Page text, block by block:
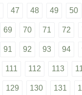
47 48 49 50
69 70 71 72
91 92 93 94
111 112 113
129 130 131